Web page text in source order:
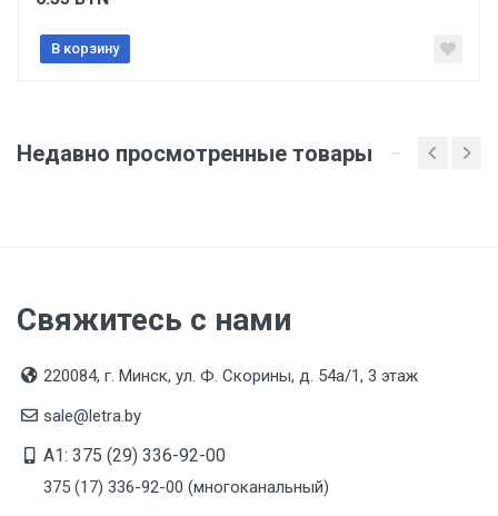
КВТ
Срок службы
Дата изготовления
Срок годности
В корзину
Недавно просмотренные товары
Свяжитесь с нами
220084, г. Минск, ул. Ф. Скорины, д. 54а/1, 3 этаж
sale@letra.by
A1: 375 (29) 336-92-00
375 (17) 336-92-00 (многоканальный)